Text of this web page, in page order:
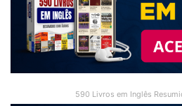
590 Livros em Inglês